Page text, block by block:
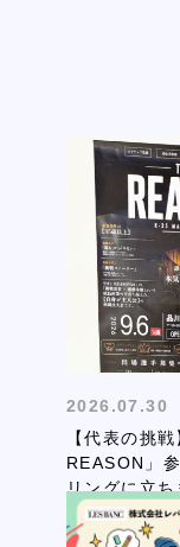
2026.07.30
【代表の挑
REASON」
リングに立ち